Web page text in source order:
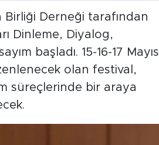
Birliği Derneği tarafından
Dinleme, Diyalog,
başladı. 15-16-17 Mayıs
olan festival,
süreçlerinde bir araya